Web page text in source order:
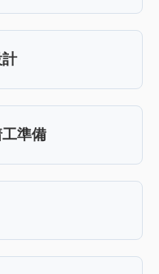
準備